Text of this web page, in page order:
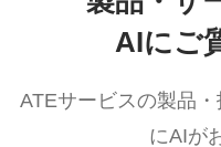
AIにご
ATEサービスの製品
にAIが